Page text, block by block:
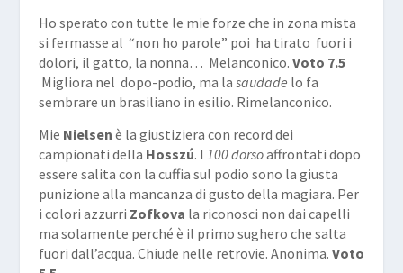
Ho sperato con tutte le mie forze che in zona mista
si fermasse al “non ho parole” poi ha tirato fuori i
dolori, il gatto, la nonna… Melanconico. Voto 7.5
Migliora nel dopo-podio, ma la saudade lo fa
sembrare un brasiliano in esilio. Rimelanconico.
Mie Nielsen è la giustiziera con record dei
campionati della Hosszú. I 100 dorsoaffrontati dopo
essere salita con la cuffia sul podio sono la giusta
punizione alla mancanza di gusto della magiara. Per
i colori azzurri Zofkova la riconosci non dai capelli
ma solamente perché è il primo sughero che salta
fuori dall’acqua. Chiude nelle retrovie. Anonima. Voto